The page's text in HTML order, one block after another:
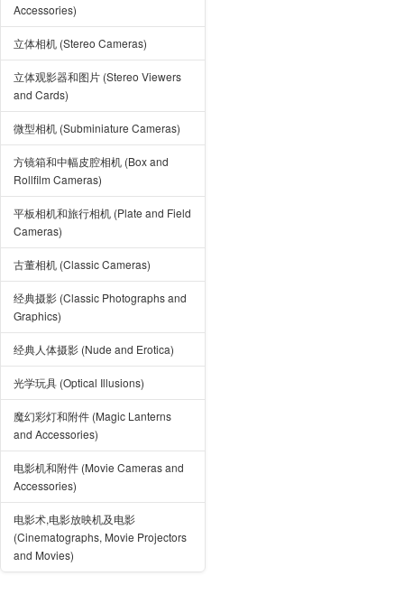
Accessories)
立体相机 (Stereo Cameras)
立体观影器和图片 (Stereo Viewers
and Cards)
微型相机 (Subminiature Cameras)
方镜箱和中幅皮腔相机 (Box and
Rollfilm Cameras)
平板相机和旅行相机 (Plate and Field
Cameras)
古董相机 (Classic Cameras)
经典摄影 (Classic Photographs and
Graphics)
经典人体摄影 (Nude and Erotica)
光学玩具 (Optical Illusions)
魔幻彩灯和附件 (Magic Lanterns
and Accessories)
电影机和附件 (Movie Cameras and
Accessories)
电影术,电影放映机及电影
(Cinematographs, Movie Projectors
and Movies)